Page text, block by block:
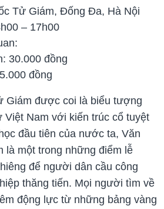
Tử Giám, Đống Đa, Hà Nội
– 17h00
30.000 đồng
đồng
Giám được coi là biểu tượng
Việt Nam với kiến trúc cổ tuyệt
đầu tiên của nước ta, Văn
là một trong những điểm lễ
để người dân cầu công
thăng tiến. Mọi người tìm về
động lực từ những bảng vàng